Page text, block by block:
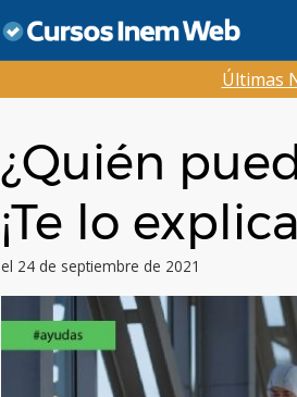
Últimas
¿Quién
¡Te lo
el 24 de septiembre de 2021